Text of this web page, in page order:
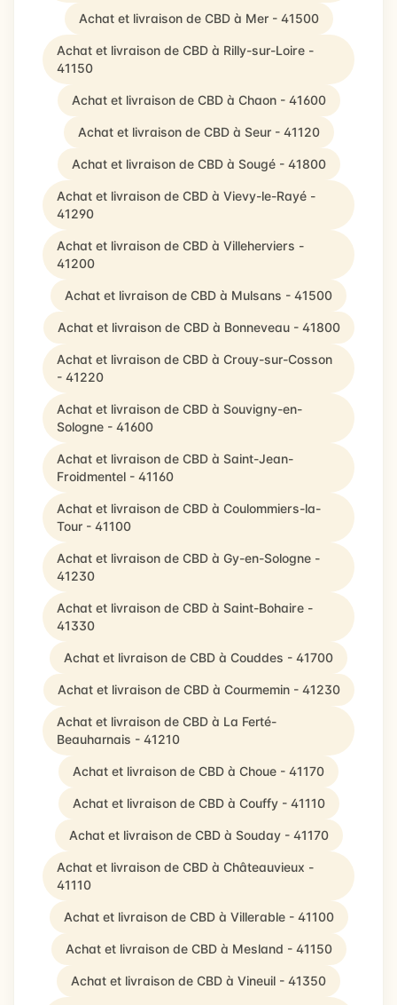
Achat et livraison de CBD à Mer - 41500
Achat et livraison de CBD à Rilly-sur-Loire -
41150
Achat et livraison de CBD à Chaon - 41600
Achat et livraison de CBD à Seur - 41120
Achat et livraison de CBD à Sougé - 41800
Achat et livraison de CBD à Vievy-le-Rayé -
41290
Achat et livraison de CBD à Villeherviers -
41200
Achat et livraison de CBD à Mulsans - 41500
Achat et livraison de CBD à Bonneveau - 41800
Achat et livraison de CBD à Crouy-sur-Cosson
- 41220
Achat et livraison de CBD à Souvigny-en-
Sologne - 41600
Achat et livraison de CBD à Saint-Jean-
Froidmentel - 41160
Achat et livraison de CBD à Coulommiers-la-
Tour - 41100
Achat et livraison de CBD à Gy-en-Sologne -
41230
Achat et livraison de CBD à Saint-Bohaire -
41330
Achat et livraison de CBD à Couddes - 41700
Achat et livraison de CBD à Courmemin - 41230
Achat et livraison de CBD à La Ferté-
Beauharnais - 41210
Achat et livraison de CBD à Choue - 41170
Achat et livraison de CBD à Couffy - 41110
Achat et livraison de CBD à Souday - 41170
Achat et livraison de CBD à Châteauvieux -
41110
Achat et livraison de CBD à Villerable - 41100
Achat et livraison de CBD à Mesland - 41150
Achat et livraison de CBD à Vineuil - 41350